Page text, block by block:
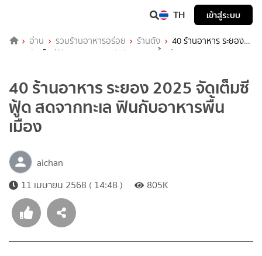
TH เข้าสู่ระบบ
อ่าน รวมร้านอาหารอร่อย ร้านดัง
40 ร้านอาหาร ระยอง
2025 จัดเต็มซีฟู้ด สดจากทะเล ฟินกับอาหารพื้นเมือง
40 ร้านอาหาร ระยอง 2025 จัดเต็มซี
ฟู้ด สดจากทะเล ฟินกับอาหารพื้น
เมือง
aichan
11 เมษายน 2568 ( 14:48 )
805K